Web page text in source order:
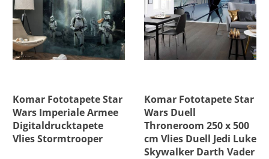
Breite
Farbe
Höhe
Komar Fototapete Star
Wars Imperiale Armee
Digitaldrucktapete
Vlies Stormtrooper
Komar Fototapete Star
Wars Duell
Throneroom 250 x 500
cm Vlies Duell Jedi Luke
Skywalker Darth Vader